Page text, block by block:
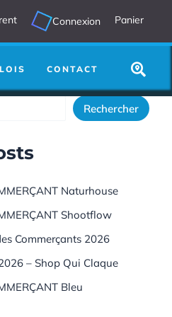
Connexion Panier
CONTACT
Search
...
Rechercher
Naturhouse
Shootflow
Commerçants 2026
– Shop Qui Claque
Bleu